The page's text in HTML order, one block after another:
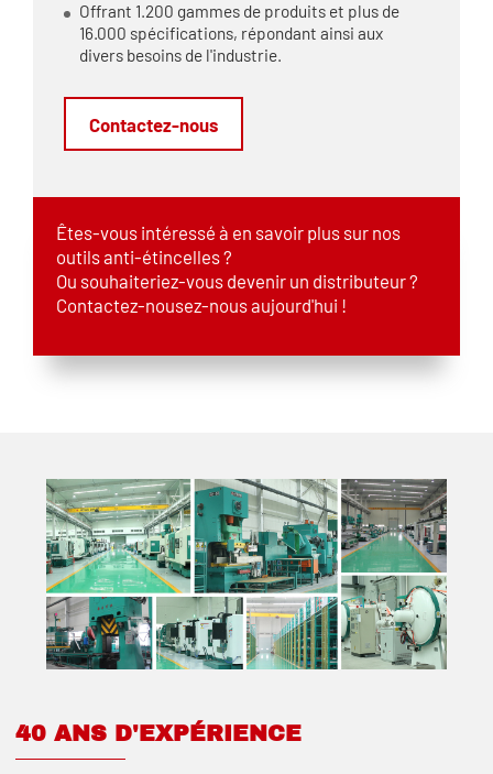
Offrant 1.200 gammes de produits et plus de
16.000 spécifications, répondant ainsi aux
divers besoins de l'industrie.
Contactez-nous
Êtes-vous intéressé à en savoir plus sur nos
outils anti-étincelles ?
Ou souhaiteriez-vous devenir un distributeur ?
Contactez-nousez-nous aujourd'hui !
40 ANS D'EXPÉRIENCE